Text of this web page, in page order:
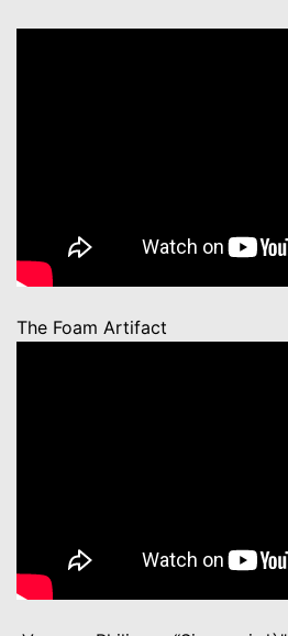
The Foam Artifact